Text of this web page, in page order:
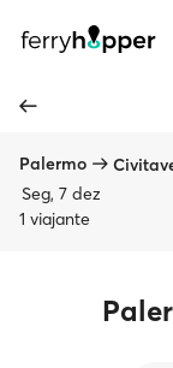
Palermo
Seg, 7 dez
1 viajante